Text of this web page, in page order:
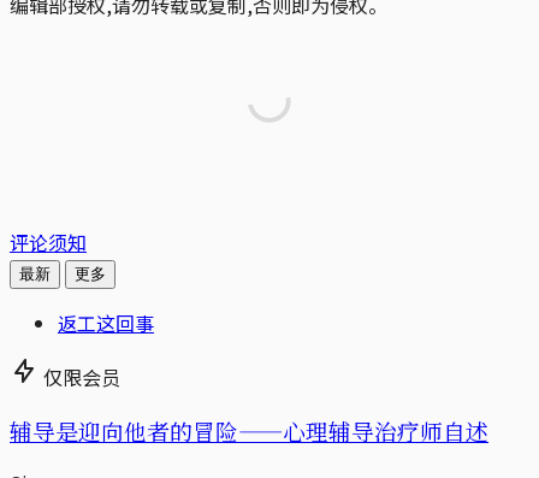
评论须知
最新 更多
返工这回事
仅限会员
辅导是迎向他者的冒险——心理辅导治疗师自述